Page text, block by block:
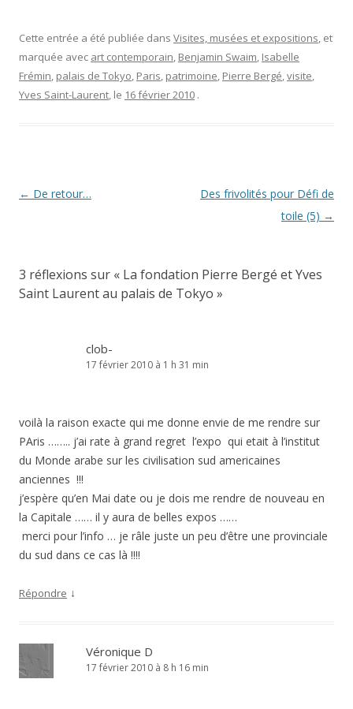
Cette entrée a été publiée dans Visites, musées et expositions, et
marquée avec art contemporain, Benjamin Swaim, Isabelle
Frémin, palais de Tokyo, Paris, patrimoine, Pierre Bergé,visite,
Yves Saint-Laurent, le 16 février 2010 .
Navigation
← De retour…
Des frivolités pour Défi de
toile (5) →
3 réflexions sur « La fondation Pierre Bergé et Yves
Saint Laurent au palais de Tokyo »
clob-
17 février 2010 à 1 h 31 min
voilà la raison exacte qui me donne envie de me rendre sur
PAris …….. j’ai rate à grand regret l’expo qui etait à l’institut
du Monde arabe sur les civilisation sud americaines
anciennes !!!
j’espère qu’en Mai date ou je dois me rendre de nouveau en
la Capitale …… il y aura de belles expos ……
merci pour l’info … je râle juste un peu d’être une provinciale
du sud dans ce cas là !!!!
Répondre ↓
Véronique D
17 février 2010 à 8 h 16 min